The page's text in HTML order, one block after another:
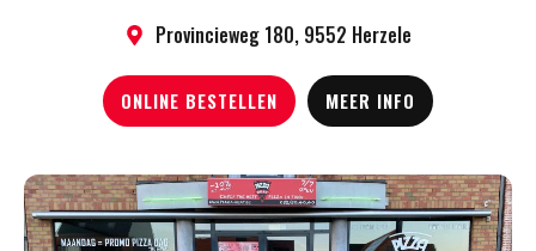
Provincieweg 180, 9552 Herzele
ONLINE BESTELLEN MEER INFO